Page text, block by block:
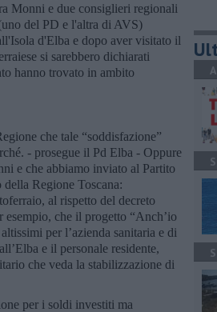
Monni e due consiglieri regionali
del PD e l'altra di AVS)
d'Elba e dopo aver visitato il
si sarebbero dichiarati
hanno trovato in ambito
che tale “soddisfazione”
- prosegue il Pd Elba - Oppure
e che abbiamo inviato al Partito
Regione Toscana:
al rispetto del decreto
che il progetto “Anch’io
per l’azienda sanitaria e di
e il personale residente,
che veda la stabilizzazione di
per i soldi investiti ma